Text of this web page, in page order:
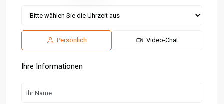
Persönlich Video-Chat
Ihre Informationen